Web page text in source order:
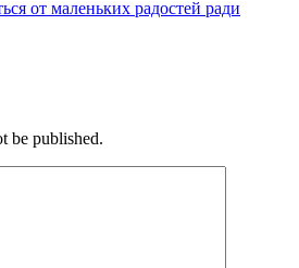
от маленьких радостей ради
be published.